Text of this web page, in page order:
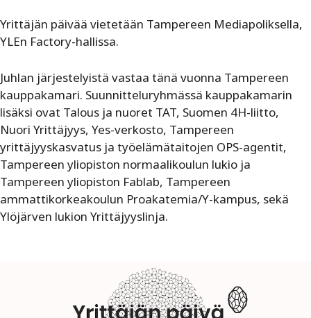
Yrittäjän päivää vietetään Tampereen Mediapoliksella,
YLEn Factory-hallissa.
Juhlan järjestelyistä vastaa tänä vuonna Tampereen
kauppakamari. Suunnitteluryhmässä kauppakamarin
lisäksi ovat Talous ja nuoret TAT, Suomen 4H-liitto,
Nuori Yrittäjyys, Yes-verkosto, Tampereen
yrittäjyyskasvatus ja työelämätaitojen OPS-agentit,
Tampereen yliopiston normaalikoulun lukio ja
Tampereen yliopiston Fablab, Tampereen
ammattikorkeakoulun Proakatemia/Y-kampus, sekä
Ylöjärven lukion Yrittäjyyslinja.